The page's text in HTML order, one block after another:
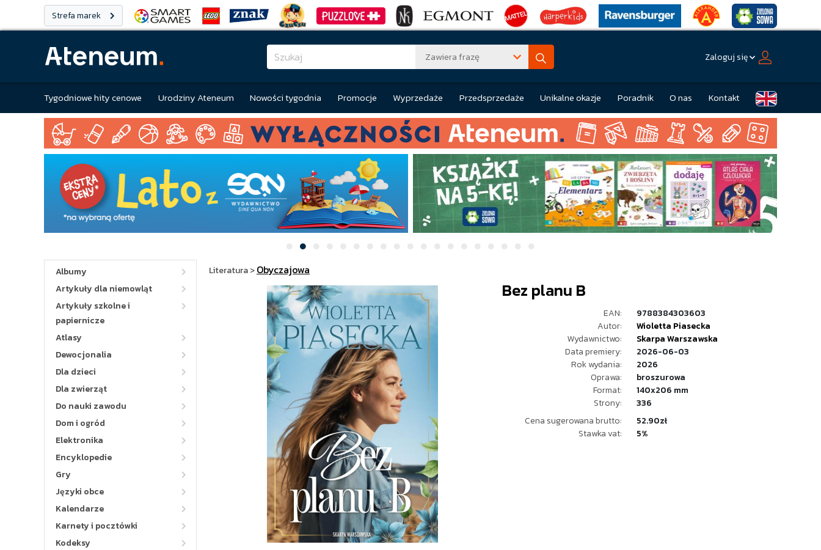
Strefa marek
Zawiera frazę Zaloguj się
Tygodniowe hity cenowe Urodziny Ateneum Nowości tygodnia Promocje Wyprzedaże Przedsprzedaże Unikalne okazje Poradnik O nas Kontakt
Albumy
Artykuły dla niemowląt
Artykuły szkolne i
papiernicze
Atlasy
Dewocjonalia
Dla dzieci
Dla zwierząt
Do nauki zawodu
Dom i ogród
Elektronika
Encyklopedie
Gry
Języki obce
Kalendarze
Karnety i pocztówki
Kodeksy
Literatura>Obyczajowa
Bez planu B
EAN:
9788384303603
Autor:
Wioletta Piasecka
Wydawnictwo:
Skarpa Warszawska
Data premiery:
2026-06-03
Rok wydania:
2026
Oprawa:
broszurowa
Format:
140x206 mm
Strony:
336
Cena sugerowana brutto:
52.90zł
Stawka vat:
5%